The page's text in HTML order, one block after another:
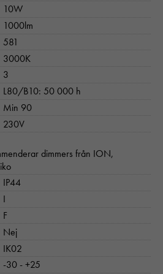
10W
1000lm
581
3000K
3
L80/B10: 50 000 h
Min 90
230V
dimmers från ION,
IP44
I
F
Nej
IK02
-30 - +25